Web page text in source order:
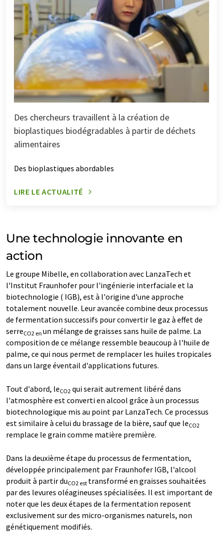
Des chercheurs travaillent à la création de
bioplastiques biodégradables à partir de déchets
alimentaires
Des bioplastiques abordables
LIRE LE ACTUALITÉ
Une technologie innovante en
action
Le groupe Mibelle, en collaboration avec LanzaTech et
l'Institut Fraunhofer pour l'ingénierie interfaciale et la
biotechnologie ( IGB), est à l'origine d'une approche
totalement nouvelle. Leur avancée combine deux processus
de fermentation successifs pour convertir le gaz à effet de
serreCO2 en un mélange de graisses sans huile de palme. La
composition de ce mélange ressemble beaucoup à l'huile de
palme, ce qui nous permet de remplacer les huiles tropicales
dans un large éventail d'applications futures.
Tout d'abord, leCO2 qui serait autrement libéré dans
l'atmosphère est converti en alcool grâce à un processus
biotechnologique mis au point par LanzaTech. Ce processus
est similaire à celui du brassage de la bière, sauf que leCO2
remplace le grain comme matière première.
Dans la deuxième étape du processus de fermentation,
développée principalement par Fraunhofer IGB, l'alcool
produit à partir duCO2 est transformé en graisses souhaitées
par des levures oléagineuses spécialisées. Il est important de
noter que les deux étapes de la fermentation reposent
exclusivement sur des micro-organismes naturels, non
génétiquement modifiés.